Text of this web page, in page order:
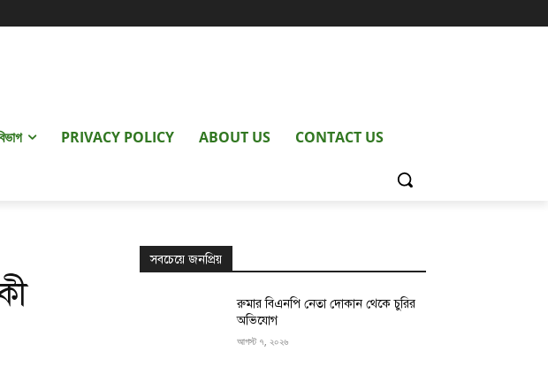
PRIVACY POLICY ABOUT US CONTACT US
সবচেয়ে জনপ্রিয়
রুমার বিএনপি নেতা দোকান থেকে চুরির
অভিযোগ
আগস্ট ৭, ২০২৬